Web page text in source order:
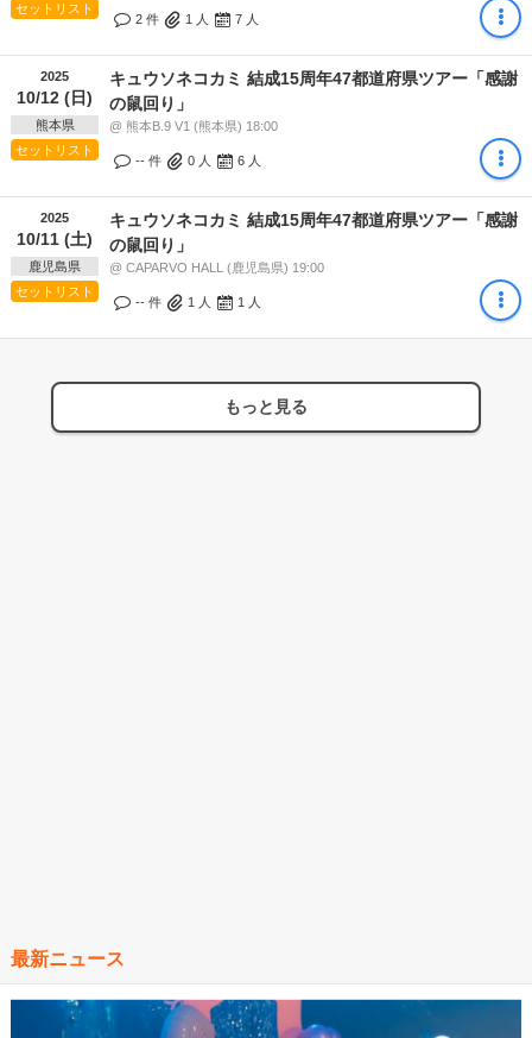
セットリスト
2 件 1 人 7 人
2025
10/12 (日)
熊本県
セットリスト
キュウソネコカミ 結成15周年47都道府県ツアー「感謝
の鼠回り」
@ 熊本B.9 V1 (熊本県) 18:00
-- 件 0 人 6 人
2025
10/11 (土)
鹿児島県
セットリスト
キュウソネコカミ 結成15周年47都道府県ツアー「感謝
の鼠回り」
@ CAPARVO HALL (鹿児島県) 19:00
-- 件 1 人 1 人
もっと見る
最新ニュース